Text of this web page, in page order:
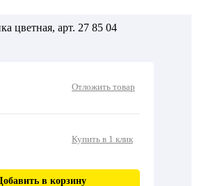
Отложить товар
Купить в 1 клик
в корзину